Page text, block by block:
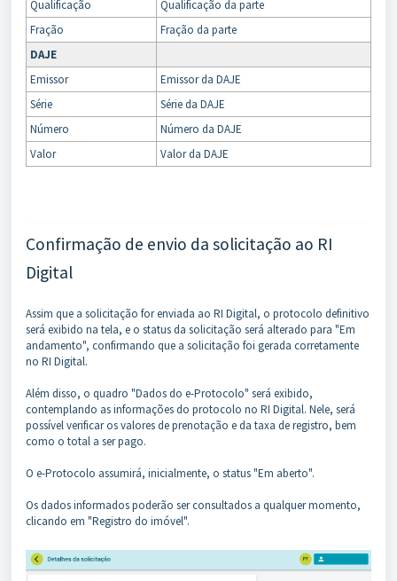
Qualificação
Qualificação da parte
Fração
Fração da parte
DAJE
Emissor
Emissor da DAJE
Série
Série da DAJE
Número
Número da DAJE
Valor
Valor da DAJE
Confirmação de envio da solicitação ao RI
Digital
Assim que a solicitação for enviada ao RI Digital, o protocolo definitivo
será exibido na tela, e o status da solicitação será alterado para "Em
andamento", confirmando que a solicitação foi gerada corretamente
no RI Digital.
Além disso, o quadro "Dados do e-Protocolo" será exibido,
contemplando as informações do protocolo no RI Digital. Nele, será
possível verificar os valores de prenotação e da taxa de registro, bem
como o total a ser pago.
O e-Protocolo assumirá, inicialmente, o status "Em aberto".
Os dados informados poderão ser consultados a qualquer momento,
clicando em "Registro do imóvel".